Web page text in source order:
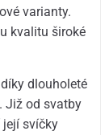
varianty.
kvalitu široké
dlouholeté
Již od svatby
její svíčky